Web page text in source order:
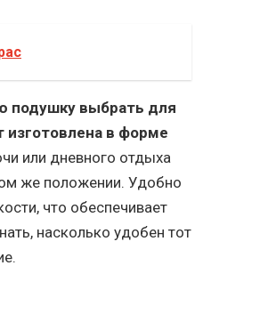
подушку выбрать для
изготовлена в форме
или дневного отдыха
же положении. Удобно
что обеспечивает
насколько удобен тот